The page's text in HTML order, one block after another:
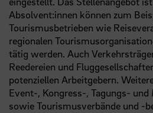
Absolvent:innen können zum
Tourismusbetrieben wie
regionalen
tätig werden. Auch
Reedereien und
potenziellen Arbeitgebern.
Event-, Kongress-, Tagungs- und
sowie Tourismusverbände und -